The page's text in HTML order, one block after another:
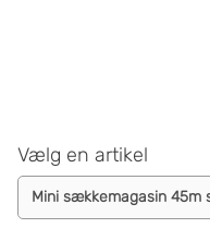
Vælg en artikel